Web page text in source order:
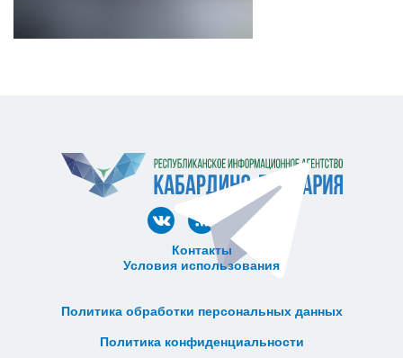
Контакты
Условия использования
Политика обработки персональных данных
Политика конфиденциальности